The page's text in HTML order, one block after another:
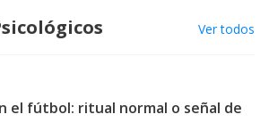
Ver todos
el fútbol: ritual normal o señal de